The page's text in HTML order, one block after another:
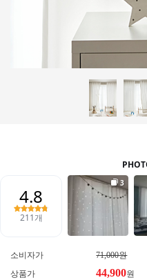
소비자가
71,000원
상품가
44,900원